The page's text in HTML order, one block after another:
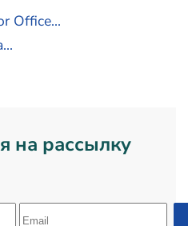
Office...
на рассылку